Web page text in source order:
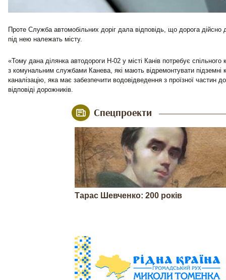
Проте Служба автомобільних доріг дала відповідь, що дорога дійсно
під нею належать місту.
«Тому дана ділянка автодороги Н-02 у місті Канів потребує спільного
з комунальним службами Канева, які мають відремонтувати підземні
каналізацію, яка має забезпечити водовідведення з проїзної частин
відповіді дорожників.
Спецпроекти
Тарас Шевченко: 200 років